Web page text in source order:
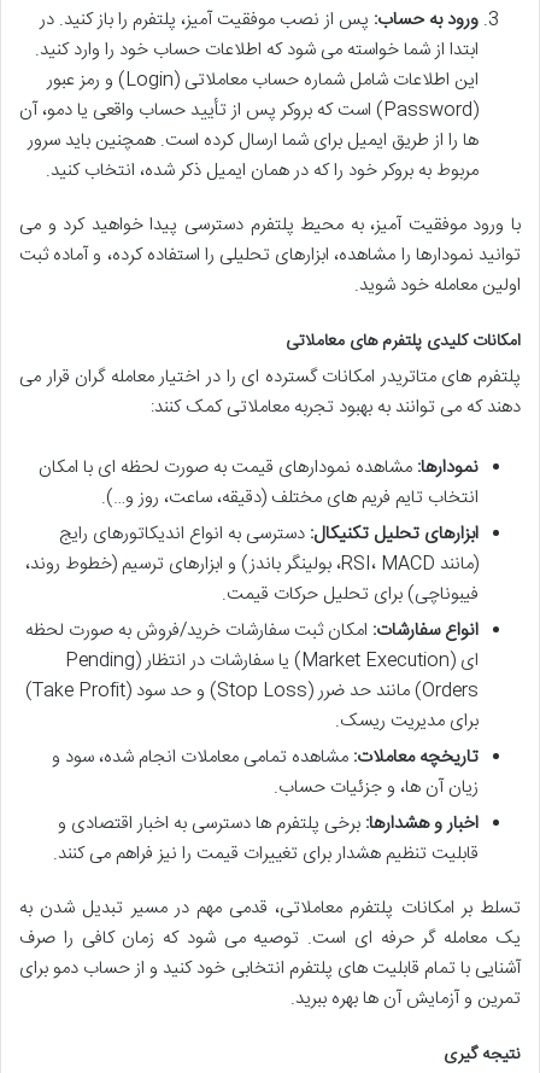
ورود به حساب: پس از نصب موفقیت آمیز، پلتفرم را باز کنید. در
ابتدا از شما خواسته می شود که اطلاعات حساب خود را وارد کنید.
این اطلاعات شامل شماره حساب معاملاتی (Login) و رمز عبور
(Password) است که بروکر پس از تأیید حساب واقعی یا دمو، آن
ها را از طریق ایمیل برای شما ارسال کرده است. همچنین باید سرور
مربوط به بروکر خود را که در همان ایمیل ذکر شده، انتخاب کنید.
با ورود موفقیت آمیز، به محیط پلتفرم دسترسی پیدا خواهید کرد و می
توانید نمودارها را مشاهده، ابزارهای تحلیلی را استفاده کرده، و آماده ثبت
اولین معامله خود شوید.
امکانات کلیدی پلتفرم های معاملاتی
پلتفرم های متاتریدر امکانات گسترده ای را در اختیار معامله گران قرار می
دهند که می توانند به بهبود تجربه معاملاتی کمک کنند:
نمودارها: مشاهده نمودارهای قیمت به صورت لحظه ای با امکان
انتخاب تایم فریم های مختلف (دقیقه، ساعت، روز و…).
ابزارهای تحلیل تکنیکال: دسترسی به انواع اندیکاتورهای رایج
(مانند RSI، MACD، بولینگر باندز) و ابزارهای ترسیم (خطوط روند،
فیبوناچی) برای تحلیل حرکات قیمت.
انواع سفارشات: امکان ثبت سفارشات خرید/فروش به صورت لحظه
ای (Market Execution) یا سفارشات در انتظار (Pending
Orders) مانند حد ضرر (Stop Loss) و حد سود (Take Profit)
برای مدیریت ریسک.
تاریخچه معاملات: مشاهده تمامی معاملات انجام شده، سود و
زیان آن ها، و جزئیات حساب.
اخبار و هشدارها: برخی پلتفرم ها دسترسی به اخبار اقتصادی و
قابلیت تنظیم هشدار برای تغییرات قیمت را نیز فراهم می کنند.
تسلط بر امکانات پلتفرم معاملاتی، قدمی مهم در مسیر تبدیل شدن به
یک معامله گر حرفه ای است. توصیه می شود که زمان کافی را صرف
آشنایی با تمام قابلیت های پلتفرم انتخابی خود کنید و از حساب دمو برای
تمرین و آزمایش آن ها بهره ببرید.
نتیجه گیری